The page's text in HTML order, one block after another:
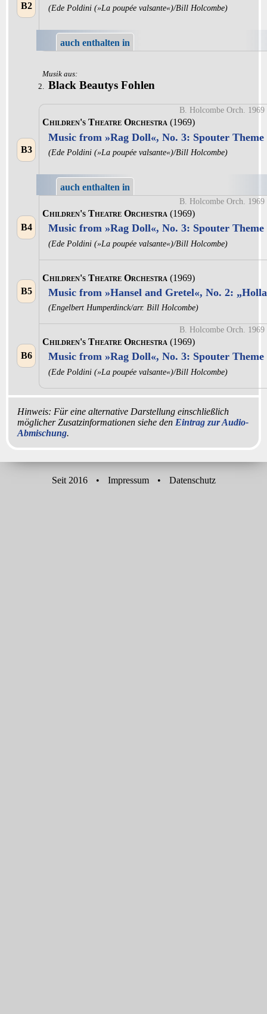
B2 (Ede Poldini (»La poupée valsante«)/Bill Holcombe)
auch enthalten in
Musik aus:
2. Black Beautys Fohlen
B3
B. Holcombe Orch. 1969
Children's Theatre Orchestra (1969)
Music from »Rag Doll«, No. 3: Spouter Theme
(Ede Poldini (»La poupée valsante«)/Bill Holcombe)
auch enthalten in
B4
B. Holcombe Orch. 1969
Children's Theatre Orchestra (1969)
Music from »Rag Doll«, No. 3: Spouter Theme
(Ede Poldini (»La poupée valsante«)/Bill Holcombe)
B5
Children's Theatre Orchestra (1969)
Music from »Hansel and Gretel«, No. 2:
(Engelbert Humperdinck/arr. Bill Holcombe)
B6
B. Holcombe Orch. 1969
Children's Theatre Orchestra (1969)
Music from »Rag Doll«, No. 3: Spouter Theme
(Ede Poldini (»La poupée valsante«)/Bill Holcombe)
Hinweis: Für eine alternative Darstellung einschließlich
möglicher Zusatzinformationen siehe den Eintrag zur Audio-
Abmischung.
Seit 2016 • Impressum • Datenschutz